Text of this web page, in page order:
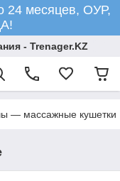
месяцев, ОУР,
- Trenager.KZ
— массажные кушетки